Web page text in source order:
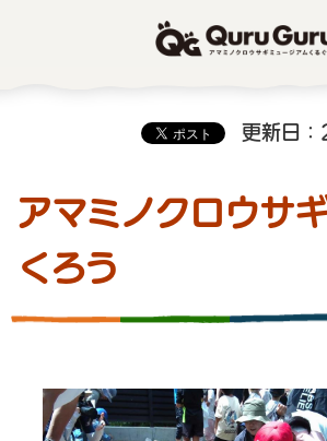
QuruGuru アマミノク
ウサギミュージアムくる
る
更新日
アマミノクロウサ
くろう